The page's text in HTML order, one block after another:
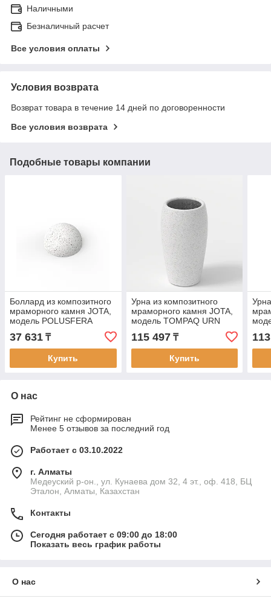
Наличными
Безналичный расчет
Все условия оплаты
Условия возврата
Возврат товара в течение 14 дней по договоренности
Все условия возврата
Подобные товары компании
Боллард из композитного
мраморного камня JOTA,
модель POLUSFERA
BOLLARD
37 631 ₸
Купить
Урна из композитного
мраморного камня JOTA,
модель TOMPAQ URN
115 497₸
Купить
О нас
Рейтинг не сформирован
Менее 5 отзывов за последний год
Работает с 03.10.2022
г. Алматы
Медеуский р-он., ул. Кунаева дом 32, 4 эт., оф. 418, БЦ
Эталон, Алматы, Казахстан
Контакты
Сегодня работает с 09:00 до 18:00
Показать весь график работы
О нас